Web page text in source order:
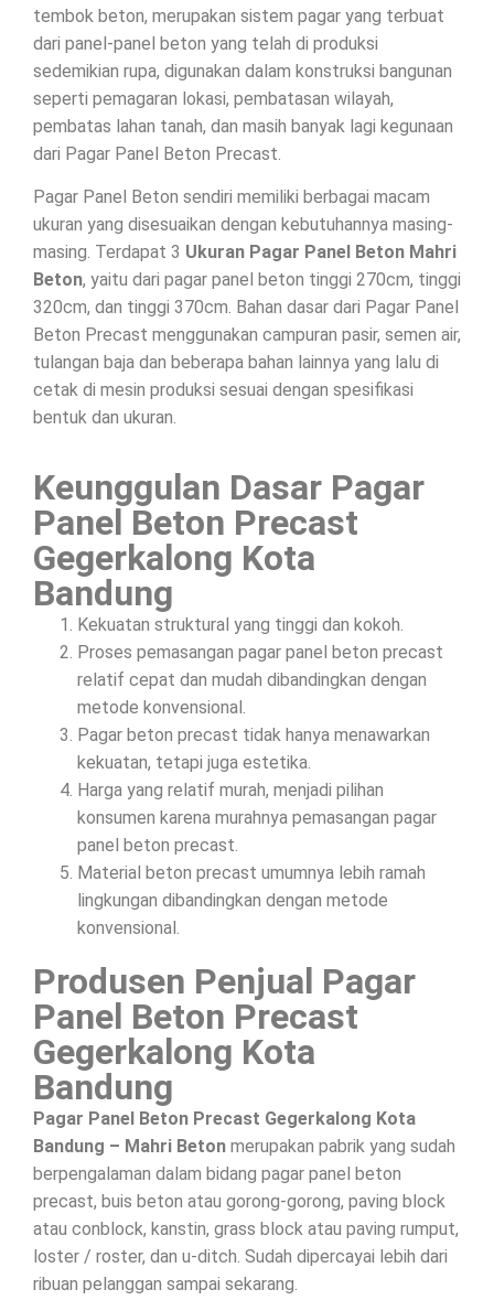
tembok beton, merupakan sistem pagar yang terbuat
dari panel-panel beton yang telah di produksi
sedemikian rupa, digunakan dalam konstruksi bangunan
seperti pemagaran lokasi, pembatasan wilayah,
pembatas lahan tanah, dan masih banyak lagi kegunaan
dari Pagar Panel Beton Precast.
Pagar Panel Beton sendiri memiliki berbagai macam
ukuran yang disesuaikan dengan kebutuhannya masing-
masing. Terdapat 3 Ukuran Pagar Panel Beton Mahri
Beton, yaitu dari pagar panel beton tinggi 270cm, tinggi
320cm, dan tinggi 370cm. Bahan dasar dari Pagar Panel
Beton Precast menggunakan campuran pasir, semen air,
tulangan baja dan beberapa bahan lainnya yang lalu di
cetak di mesin produksi sesuai dengan spesifikasi
bentuk dan ukuran.
Keunggulan Dasar Pagar
Panel Beton Precast
Gegerkalong Kota
Bandung
Kekuatan struktural yang tinggi dan kokoh.
Proses pemasangan pagar panel beton precast
relatif cepat dan mudah dibandingkan dengan
metode konvensional.
Pagar beton precast tidak hanya menawarkan
kekuatan, tetapi juga estetika.
Harga yang relatif murah, menjadi pilihan
konsumen karena murahnya pemasangan pagar
panel beton precast.
Material beton precast umumnya lebih ramah
lingkungan dibandingkan dengan metode
konvensional.
Produsen Penjual Pagar
Panel Beton Precast
Gegerkalong Kota
Bandung
Pagar Panel Beton Precast Gegerkalong Kota
Bandung – Mahri Beton merupakan pabrik yang sudah
berpengalaman dalam bidang pagar panel beton
precast, buis beton atau gorong-gorong, paving block
atau conblock, kanstin, grass block atau paving rumput,
loster / roster, dan u-ditch. Sudah dipercayai lebih dari
ribuan pelanggan sampai sekarang.